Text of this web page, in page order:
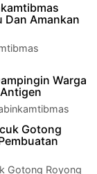
Dan Amankan
Amankan swab
Warga
Test Swab
Gotong
Gotong Royong